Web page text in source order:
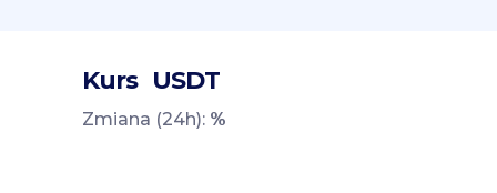
Kurs USDT
Zmiana (24h): %